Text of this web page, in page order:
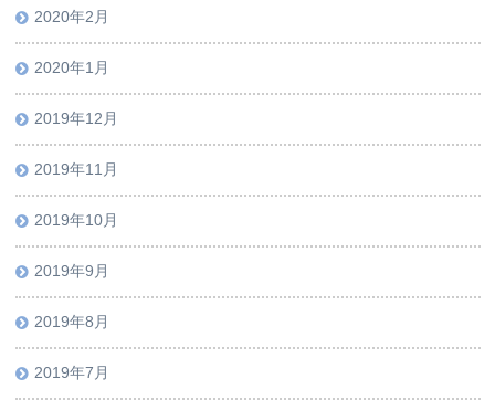
2020年2月
2020年1月
2019年12月
2019年11月
2019年10月
2019年9月
2019年8月
2019年7月